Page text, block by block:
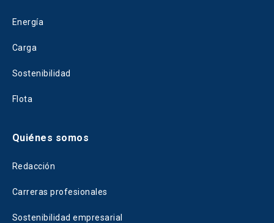
Energía
Carga
Sostenibilidad
Flota
Quiénes somos
Redacción
Carreras profesionales
Sostenibilidad empresarial